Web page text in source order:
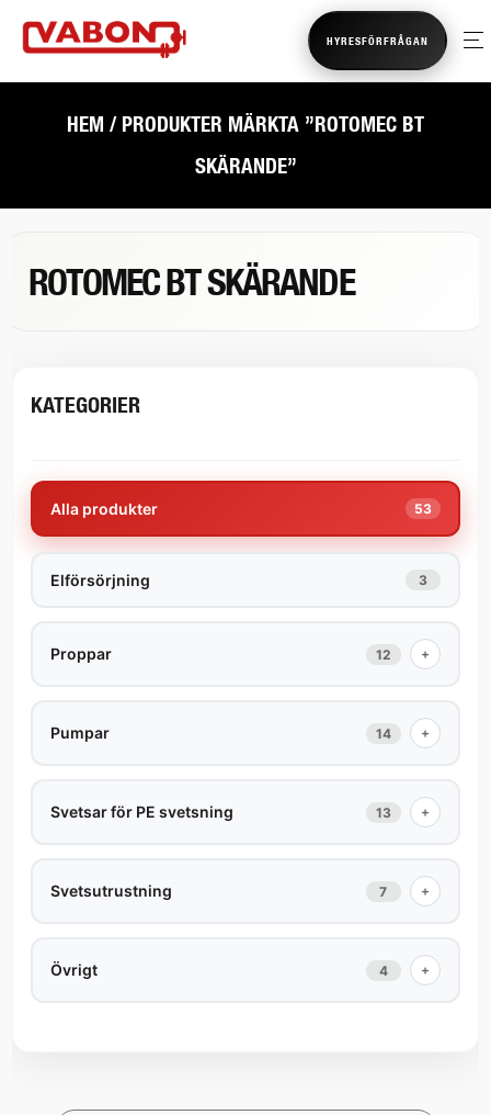
HYRESFÖRFRÅGAN
HEM / PRODUKTER MÄRKTA ”ROTOMEC BT
SKÄRANDE”
ROTOMEC BT SKÄRANDE
KATEGORIER
Alla produkter 53
Elförsörjning 3
Proppar 12 +
Pumpar 14 +
Svetsar för PE svetsning 13 +
Svetsutrustning 7 +
Övrigt 4 +